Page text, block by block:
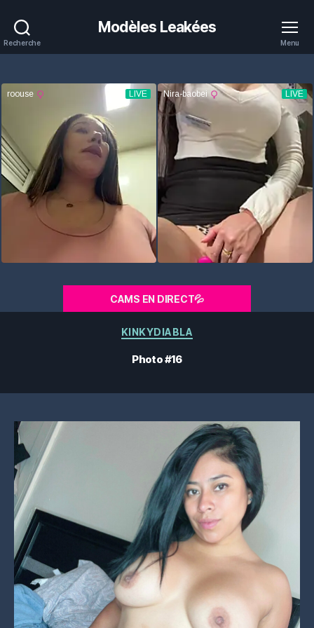
Recherche
Modèles Leakées
Menu
CAMS EN DIRECT💦
Catégories
KINKYDIABLA
Photo #16